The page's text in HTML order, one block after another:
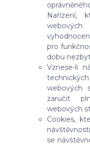
Nařízení,
webových
pro
dobu
Vznese-li
webových
zaručit
webových
Cookies,
se